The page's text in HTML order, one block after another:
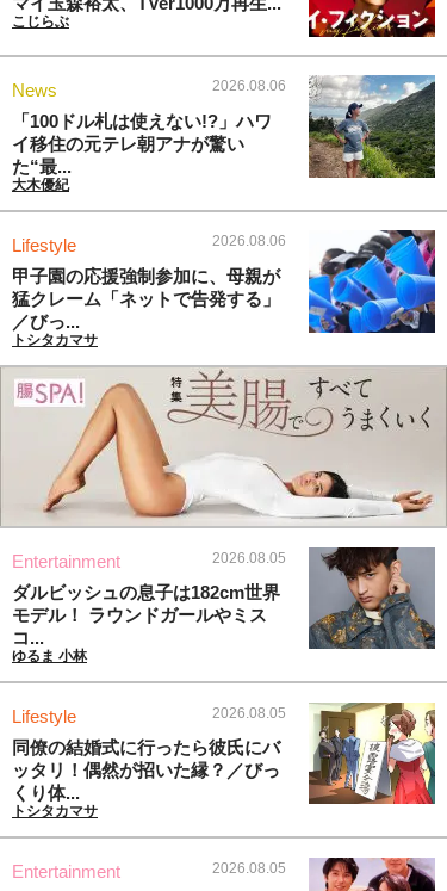
こじらぶ
News 2026.08.06
「100ドル札は使えない!?」ハワ
イ移住の元テレ朝アナが驚い
た“最...
大木優紀
Lifestyle 2026.08.06
甲子園の応援強制参加に、母親が
猛クレーム「ネットで告発する」
／びっ...
トシタカマサ
Entertainment 2026.08.05
ダルビッシュの息子は182cm世界
モデル！ ラウンドガールやミス
コ...
ゆるま 小林
Lifestyle 2026.08.05
同僚の結婚式に行ったら彼氏にバ
ッタリ！偶然が招いた縁？／びっ
くり体...
トシタカマサ
Entertainment 2026.08.05